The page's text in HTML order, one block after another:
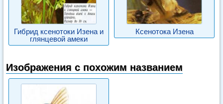
Гибрид ксенотоки Изена и
глянцевой амеки
Ксенотока Изена
Изображения с похожим названием